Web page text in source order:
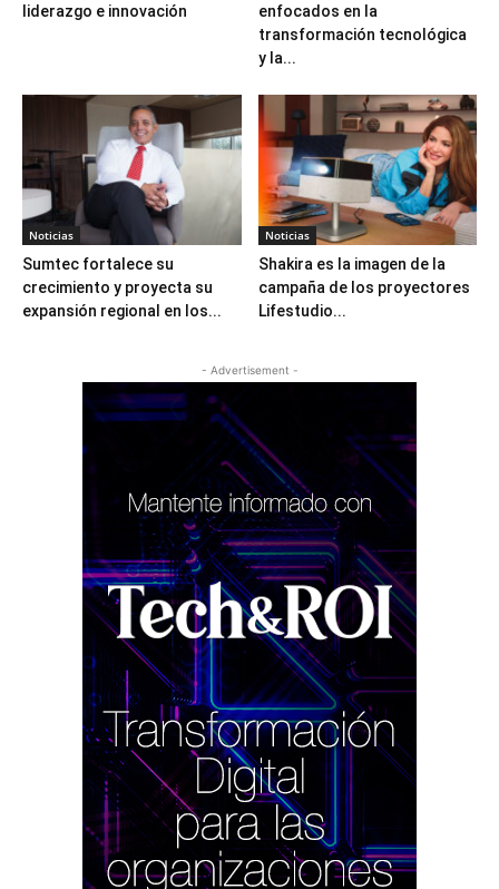
liderazgo e innovación
enfocados en la
transformación tecnológica
y la...
Noticias
Sumtec fortalece su
crecimiento y proyecta su
expansión regional en los...
Noticias
Shakira es la imagen de la
campaña de los proyectores
Lifestudio...
- Advertisement -